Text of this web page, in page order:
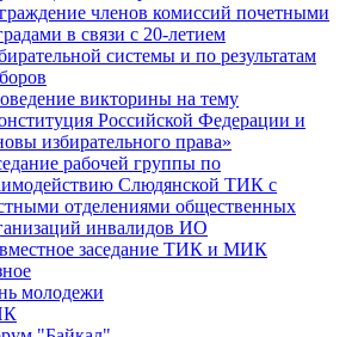
членов комиссий почетными
в связи с 20-летием
системы и по результатам
викторины на тему
Российской Федерации и
избирательного права»
рабочей группы по
Слюдянской ТИК с
отделениями общественных
инвалидов ИО
заседание ТИК и МИК
молодежи